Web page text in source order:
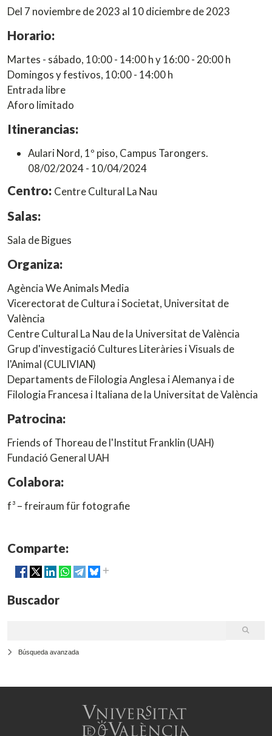
Del 7 noviembre de 2023 al 10 diciembre de 2023
Horario:
Martes - sábado, 10:00 - 14:00 h y 16:00 - 20:00 h
Domingos y festivos, 10:00 - 14:00 h
Entrada libre
Aforo limitado
Itinerancias:
Aulari Nord, 1º piso, Campus Tarongers.
08/02/2024 - 10/04/2024
Centro: Centre Cultural La Nau
Salas:
Sala de Bigues
Organiza:
Agència We Animals Media
Vicerectorat de Cultura i Societat, Universitat de
València
Centre Cultural La Nau de la Universitat de València
Grup d'investigació Cultures Literàries i Visuals de
l'Animal (CULIVIAN)
Departaments de Filologia Anglesa i Alemanya i de
Filologia Francesa i Italiana de la Universitat de València
Patrocina:
Friends of Thoreau de l'Institut Franklin (UAH)
Fundació General UAH
Colabora:
f³ – freiraum für fotografie
Comparte:
Buscador
Búsqueda avanzada